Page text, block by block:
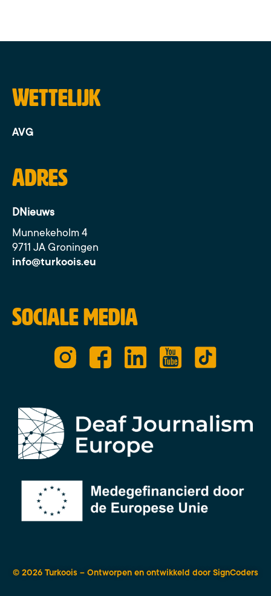
Wettelijk
AVG
Adres
DNieuws
Munnekeholm 4
9711 JA Groningen
info@turkoois.eu
Sociale media
© 2026 Turkoois – Ontworpen en ontwikkeld door SignCoders